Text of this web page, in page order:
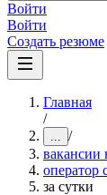
Войти
Войти
Создать резюме
Главная
/
... /
вакансии
оператор
за сутки